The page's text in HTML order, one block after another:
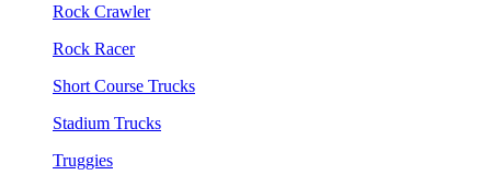
Rock Crawler
Rock Racer
Short Course Trucks
Stadium Trucks
Truggies